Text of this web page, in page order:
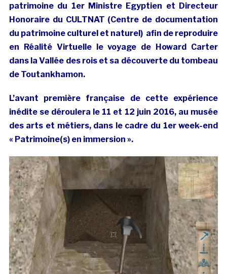
patrimoine du 1er Ministre Egyptien et Directeur
Honoraire du CULTNAT (Centre de documentation
du patrimoine culturel et naturel) afin de reproduire
en Réalité Virtuelle le voyage de Howard Carter
dans la Vallée des rois et sa découverte du tombeau
de Toutankhamon.
L’avant première française de cette expérience
inédite se déroulera le 11 et 12 juin 2016, au musée
des arts et métiers, dans le cadre du 1er week-end
« Patrimoine(s) en immersion ».